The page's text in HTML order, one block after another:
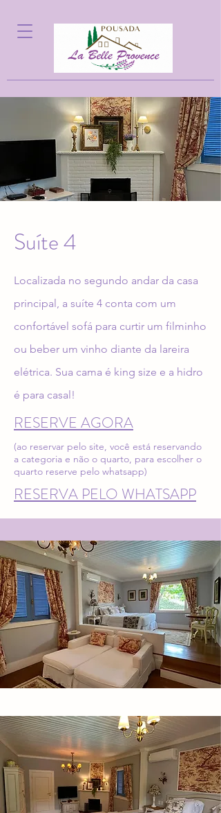
Suíte 4
Localizada no segundo andar da casa
principal, a suíte 4 conta com um
confortável sofá para curtir um filminho
ou beber um vinho diante da lareira
elétrica. Sua cama é king size e a hidro
é para casal!
RESERVE AGORA
(ao reservar pelo site, você está reservando
a categoria e não o quarto, para escolher o
quarto reserve pelo whatsapp)
RESERVA PELO WHATSAPP